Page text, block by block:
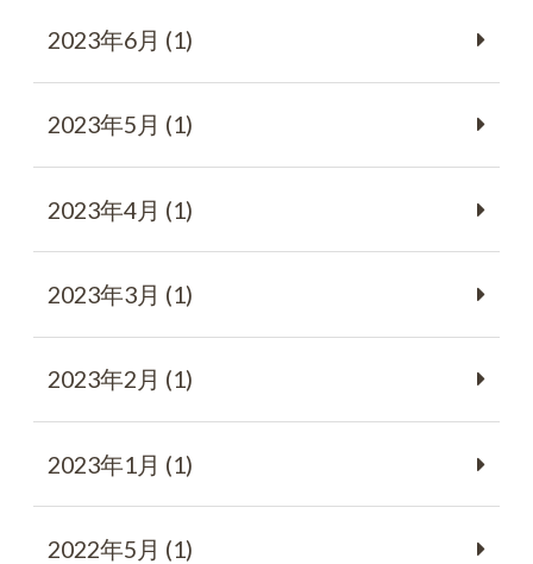
2023年6月 (1)
2023年5月 (1)
2023年4月 (1)
2023年3月 (1)
2023年2月 (1)
2023年1月 (1)
2022年5月 (1)